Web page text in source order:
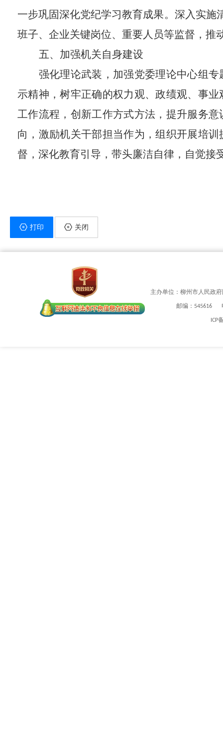
一步巩固深化党纪学习教育成果。深入实施
班子、企业关键岗位、重要人员等监督，推
五、加强机关自身建设
强化理论武装，加强党委理论中心组
示精神，树牢正确的权力观、政绩观、事
工作流程，创新工作方式方法，提升服务
向，激励机关干部担当作为，组织开展培
督，深化教育引导，带头廉洁自律，自觉接
打印 关闭
主办单位：柳州市人民政
邮编：545616
ICP